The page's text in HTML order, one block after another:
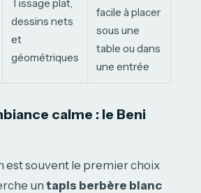
Tissage plat,
dessins nets
et
géométriques
facile à placer
sous une
table ou dans
une entrée
calme : le Beni
est souvent le premier choix
un tapis berbère blanc